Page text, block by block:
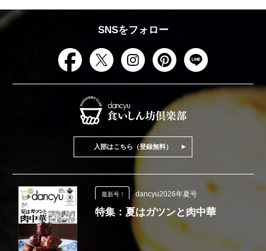
SNSをフォロー
入部はこちら（登録無料）
最新号！ dancyu2026年夏号
特集：夏はガツンと肉中華